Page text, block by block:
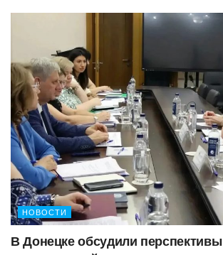
НОВОСТИ
В Донецке обсудили перспективы